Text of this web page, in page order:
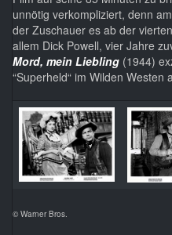
unnötig verkompliziert, denn
der Zuschauer es ab der
allem Dick Powell, vier Jahre
Mord, mein Liebling (1944)
“Superheld“ im Wilden Westen
© Warner Bros.